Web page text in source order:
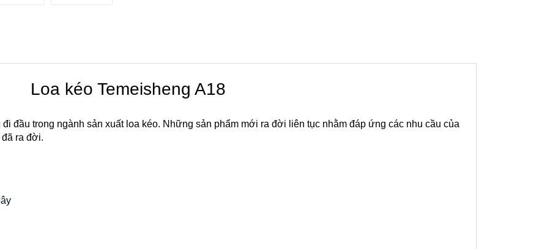
Loa kéo Temeisheng A18
đầu trong ngành sản xuất loa kéo. Những sản phẩm mới ra đời liên tục nhằm đáp ứng các nhu cầu của
ra đời.